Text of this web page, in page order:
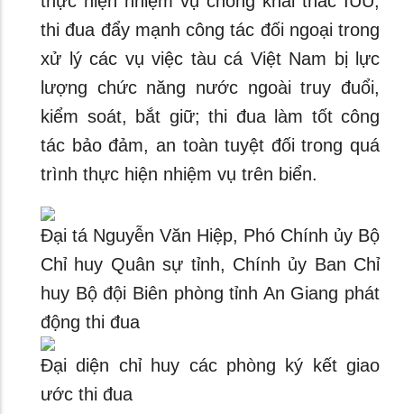
thi đua đẩy mạnh công tác đối ngoại trong
xử lý các vụ việc tàu cá Việt Nam bị lực
lượng chức năng nước ngoài truy đuổi,
kiểm soát, bắt giữ; thi đua làm tốt công
tác bảo đảm, an toàn tuyệt đối trong quá
trình thực hiện nhiệm vụ trên biển.
Đại tá Nguyễn Văn Hiệp, Phó Chính ủy Bộ
Chỉ huy Quân sự tỉnh, Chính ủy Ban Chỉ
huy Bộ đội Biên phòng tỉnh An Giang phát
động thi đua
Đại diện chỉ huy các phòng ký kết giao
ước thi đua